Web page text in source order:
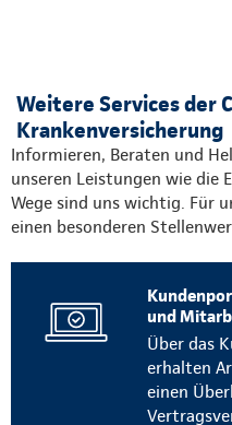
Weitere Services der
Krankenversicherung
Informieren, Beraten und
unseren Leistungen wie die
Wege sind uns wichtig. Für
einen besonderen
und
Über das
erhalten
einen